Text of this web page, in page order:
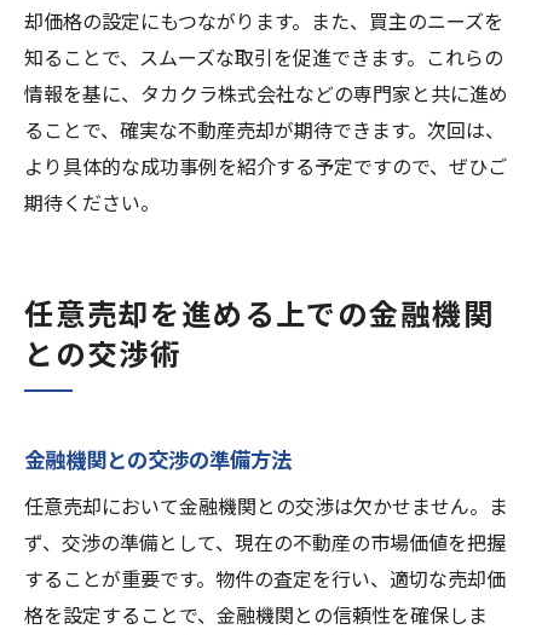
却価格の設定にもつながります。また、買主のニーズを
知ることで、スムーズな取引を促進できます。これらの
情報を基に、タカクラ株式会社などの専門家と共に進め
ることで、確実な不動産売却が期待できます。次回は、
より具体的な成功事例を紹介する予定ですので、ぜひご
期待ください。
任意売却を進める上での金融機関
との交渉術
金融機関との交渉の準備方法
任意売却において金融機関との交渉は欠かせません。ま
ず、交渉の準備として、現在の不動産の市場価値を把握
することが重要です。物件の査定を行い、適切な売却価
格を設定することで、金融機関との信頼性を確保しま